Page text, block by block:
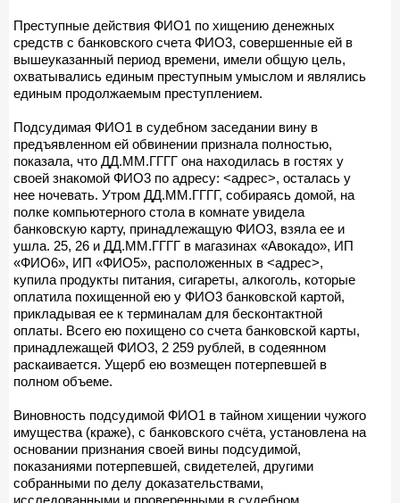
Преступные действия ФИО1 по хищению денежных
средств с банковского счета ФИО3, совершенные ей в
вышеуказанный период времени, имели общую цель,
охватывались единым преступным умыслом и являлись
единым продолжаемым преступлением.
Подсудимая ФИО1 в судебном заседании вину в
предъявленном ей обвинении признала полностью,
показала, что ДД.ММ.ГГГГ она находилась в гостях у
своей знакомой ФИО3 по адресу: <адрес>, осталась у
нее ночевать. Утром ДД.ММ.ГГГГ, собираясь домой, на
полке компьютерного стола в комнате увидела
банковскую карту, принадлежащую ФИО3, взяла ее и
ушла. 25, 26 и ДД.ММ.ГГГГ в магазинах «Авокадо», ИП
«ФИО6», ИП «ФИО5», расположенных в <адрес>,
купила продукты питания, сигареты, алкоголь, которые
оплатила похищенной ею у ФИО3 банковской картой,
прикладывая ее к терминалам для бесконтактной
оплаты. Всего ею похищено со счета банковской карты,
принадлежащей ФИО3, 2 259 рублей, в содеянном
раскаивается. Ущерб ею возмещен потерпевшей в
полном объеме.
Виновность подсудимой ФИО1 в тайном хищении чужого
имущества (краже), с банковского счёта, установлена на
основании признания своей вины подсудимой,
показаниями потерпевшей, свидетелей, другими
собранными по делу доказательствами,
исследованными и проверенными в судебном